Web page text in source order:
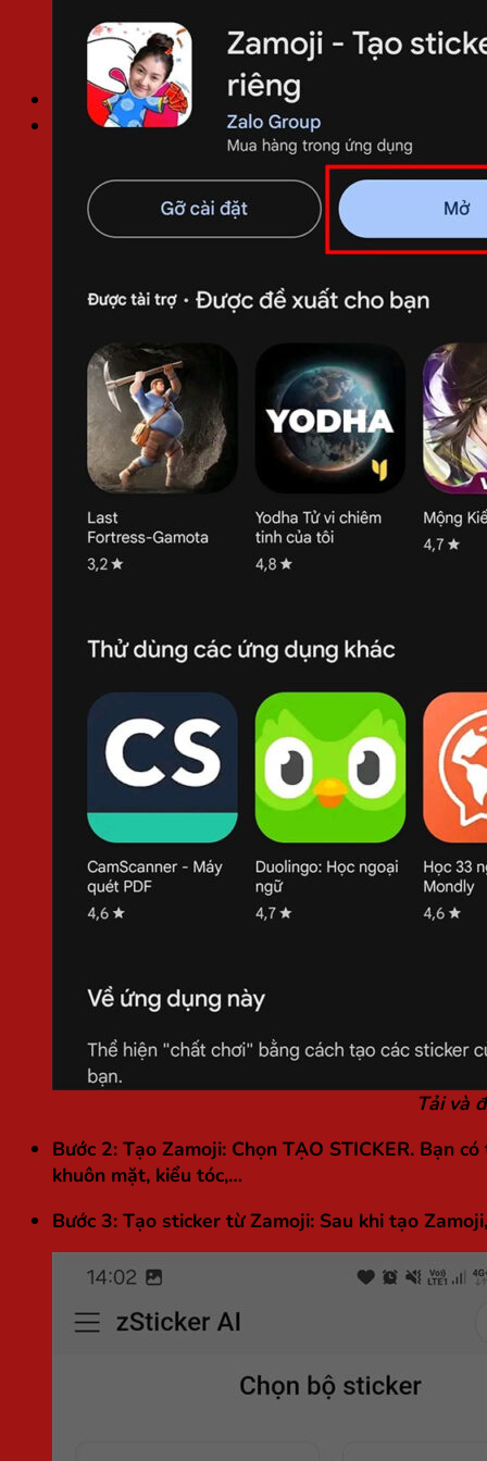
Kiến thức in ấn
Thư viện mẫu
Túi / Hộp quà Tết
Tải và
Bước 2: Tạo Zamoji: Chọn TẠO STICKER. Bạn
khuôn mặt, kiểu tóc,…
Bước 3: Tạo sticker từ Zamoji: Sau khi tạo